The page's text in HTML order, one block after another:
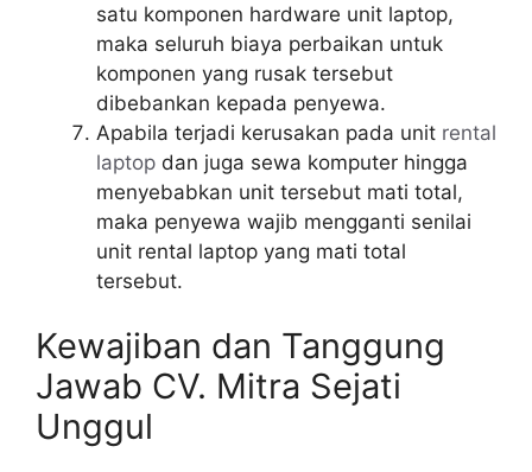
satu komponen hardware unit laptop,
maka seluruh biaya perbaikan untuk
komponen yang rusak tersebut
dibebankan kepada penyewa.
Apabila terjadi kerusakan pada unit rental
laptop dan juga sewa komputer hingga
menyebabkan unit tersebut mati total,
maka penyewa wajib mengganti senilai
unit rental laptop yang mati total
tersebut.
Kewajiban dan Tanggung
Jawab CV. Mitra Sejati
Unggul